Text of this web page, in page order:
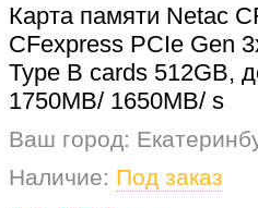
Карта памяти Netac
CFexpress PCIe Gen
Type B cards 512GB,
1750MB/ 1650MB/ s
Ваш город:
Наличие: Под заказ